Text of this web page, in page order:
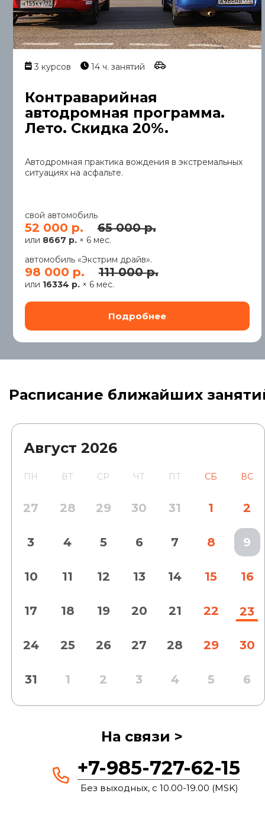
3 курсов 14 ч. занятий
Контраварийная
автодромная программа.
Лето. Скидка 20%.
Автодромная практика вождения в экстремальных
ситуациях на асфальте.
свой автомобиль
52 000 р. 65 000 р.
или 8667 р.× 6 мес.
автомобиль «Экстрим драйв».
98 000 р. 111 000 р.
или 16334 р.× 6 мес.
Расписание ближайших
Август 2026
ПН ВТ СР ЧТ ПТ СБ ВС
27 28 29 30 31 1 2
3 4 5 6 7 8 9
10 11 12 13 14 15 16
17 18 19 20 21 22 23
24 25 26 27 28 29 30
31 1 2 3 4 5 6
На связи >
+7-985-727-62-15
Без выходных, с 10.00-19.00 (MSK)